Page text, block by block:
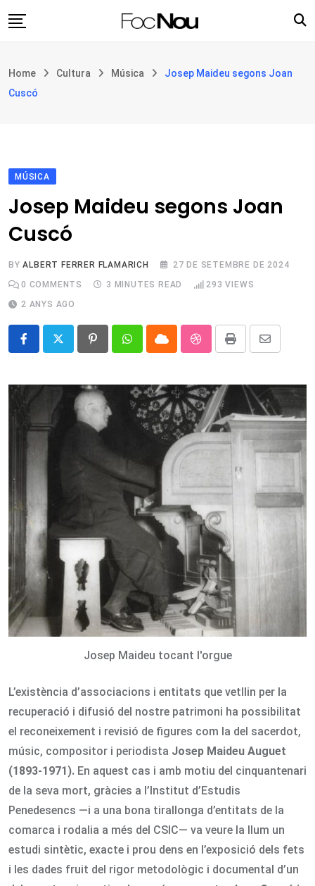
to
Filosofia i teologia
Botiga
Home Cultura Música
Josep Maideu segons Joan
Cuscó
MÚSICA
Josep Maideu segons Joan
Cuscó
BYALBERT FERRER FLAMARICH
27 DE SETEMBRE DE 2024
0 COMMENTS 3 MINUTES READ 293 VIEWS
2 ANYS AGO
PinterestWhatsappCloud StumbleUpon
Print
Share
Email
Josep Maideu tocant l'orgue
L’existència d’associacions i entitats que vetllin per la
recuperació i difusió del nostre patrimoni ha possibilitat
el reconeixement i revisió de figures com la del sacerdot,
músic, compositor i periodista Josep Maideu Auguet
(1893-1971). En aquest cas i amb motiu del cinquantenari
de la seva mort, gràcies a l’Institut d’Estudis
Penedesencs —i a una bona tirallonga d’entitats de la
comarca i rodalia a més del CSIC— va veure la llum un
estudi sintètic, exacte i prou dens en l’exposició dels fets
i les dades fruit del rigor metodològic i documental d’un